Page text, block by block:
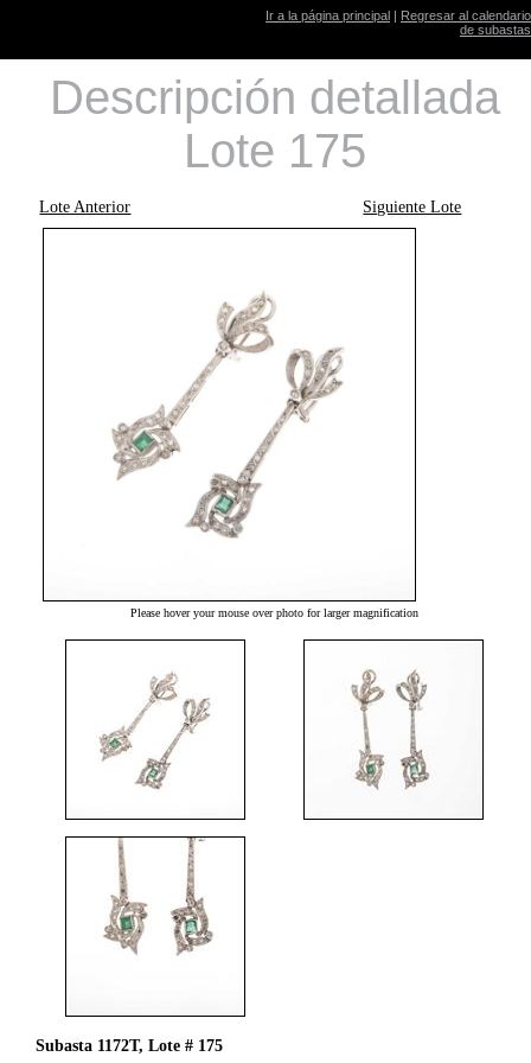
Ir a la página principal | Regresar al calendario
de subastas
Descripción detallada
Lote 175
Lote Anterior Siguiente Lote
Please hover your mouse over photo for larger magnification
Subasta 1172T, Lote # 175